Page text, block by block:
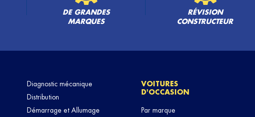
DE GRANDES
MARQUES
RÉVISION
CONSTRUCTEUR
Diagnostic mécanique
Distribution
Démarrage et Allumage
VOITURES
D'OCCASION
Par marque